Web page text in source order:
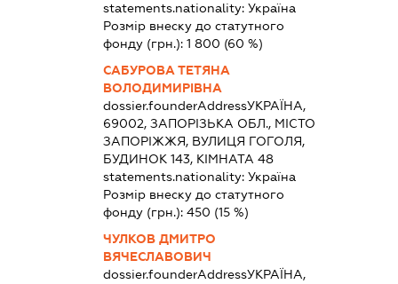
statements.nationality:Україна
Розмір внеску до статутного
фонду (грн.):1 800 (60 %)
САБУРОВА ТЕТЯНА
ВОЛОДИМИРІВНА
dossier.founderAddressУКРАЇНА,
69002, ЗАПОРІЗЬКА ОБЛ., МІСТО
ЗАПОРІЖЖЯ, ВУЛИЦЯ ГОГОЛЯ,
БУДИНОК 143, КІМНАТА 48
statements.nationality:Україна
Розмір внеску до статутного
фонду (грн.):450 (15 %)
ЧУЛКОВ ДМИТРО
ВЯЧЕСЛАВОВИЧ
dossier.founderAddressУКРАЇНА,